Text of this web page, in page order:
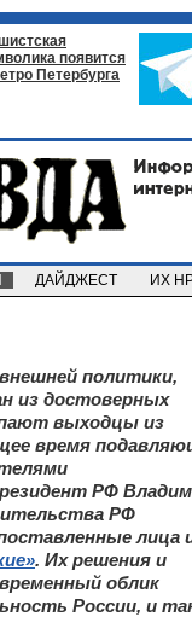
появится
Петербурга
ДАЙДЖЕСТ ИХ
политики,
из достоверных
выходцы из
время
РФ
РФ
лица
. Их решения и
облик
России, и